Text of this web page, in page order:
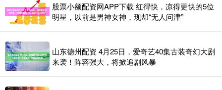
股票小额配资网APP下载 红得快，凉得更快的5位
明星，以前是男神女神，现却“无人问津”
山东德州配资 4月25日，爱奇艺40集古装奇幻大剧
来袭！阵容强大，将掀追剧风暴